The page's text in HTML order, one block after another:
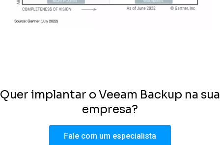
Quer implantar o Veeam Backup na sua
empresa?
Fale com um especialista